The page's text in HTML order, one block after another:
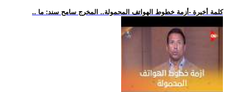
.. كلمة أخيرة -أزمة خطوط الهواتف المحمولة.. المخرج سامح سند: ما